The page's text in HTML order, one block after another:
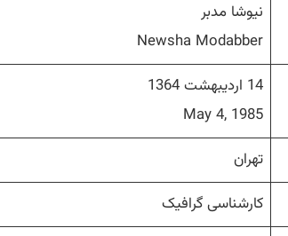
نیوشا مدبر
Newsha Modabber
14 اردیبهشت 1364
May 4, 1985
تهران
کارشناسی گرافیک